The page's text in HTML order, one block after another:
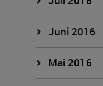
Juni 2016
Mai 2016